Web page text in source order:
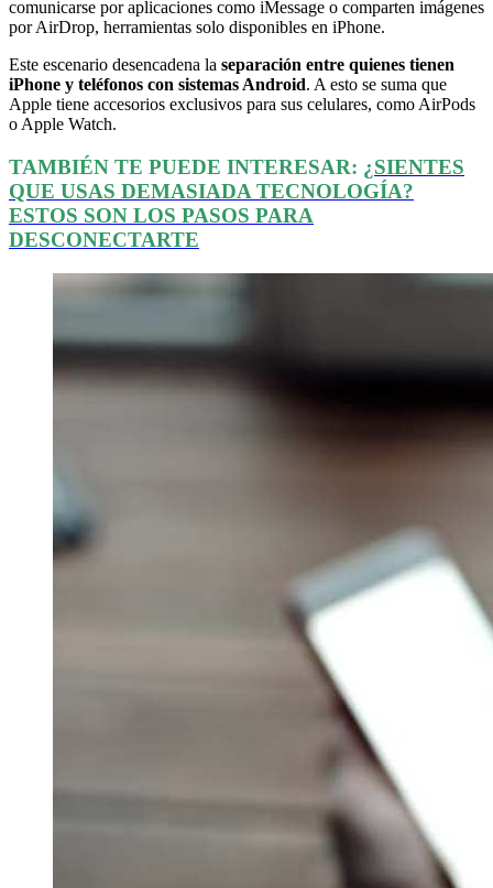
comunicarse por aplicaciones como iMessage o comparten imágenes
por AirDrop, herramientas solo disponibles en iPhone.
Este escenario desencadena la separación entre quienes tienen
iPhone y teléfonos con sistemas Android. A esto se suma que
Apple tiene accesorios exclusivos para sus celulares, como AirPods
o Apple Watch.
TAMBIÉN TE PUEDE INTERESAR: ¿SIENTES
QUE USAS DEMASIADA TECNOLOGÍA?
ESTOS SON LOS PASOS PARA
DESCONECTARTE